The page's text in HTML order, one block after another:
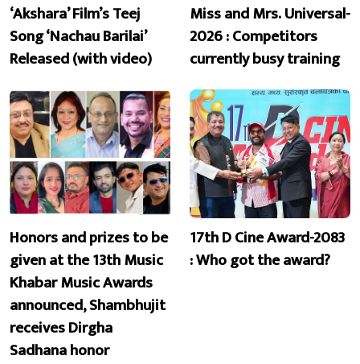
‘Akshara’ Film’s Teej
Song ‘Nachau Barilai’
Released (with video)
Miss and Mrs. Universal-
2026 : Competitors
currently busy training
Honors and prizes to be
given at the 13th Music
Khabar Music Awards
announced, Shambhujit
receives Dirgha
Sadhana honor
17th D Cine Award-2083
: Who got the award?